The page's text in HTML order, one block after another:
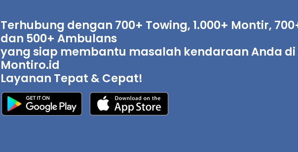
Terhubung dengan 700+ Towing, 1.000+ Montir,
dan 500+ Ambulans
yang siap membantu masalah kendaraan Anda
Montiro.id
Layanan Tepat & Cepat!